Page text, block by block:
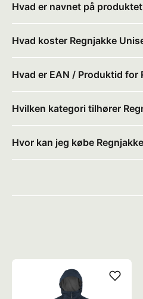
Hvad er navnet på
Hvad koster Regnjakke
Hvad er EAN / Produktid for
Hvilken kategori tilhører
Hvor kan jeg købe